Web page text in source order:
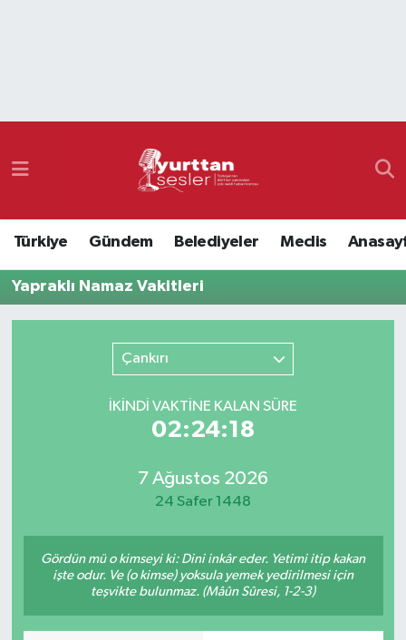
Türkiye Gündem Belediyeler Meclis
Yapraklı Namaz Vakitleri
Çankırı
İKINDI VAKTİNE KALAN SÜRE
02:24:18
7 Ağustos 2026
24 Safer 1448
Gördün mü o kimseyi ki: Dini inkâr eder. Yetimi itip kakan
işte odur. Ve (o kimse) yoksula yemek yedirilmesi için
teşvikte bulunmaz. (Mâûn Sûresi, 1-2-3)
Namaz Vakitleri
Süper Lig Puan Durumu ve Fikstür
Son Dakika Haberleri